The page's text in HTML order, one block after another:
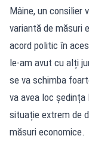
Mâine, un consilier
variantă de măsuri
acord politic în
le-am avut cu alți
se va schimba
va avea loc ședința
situație extrem de
măsuri economice.